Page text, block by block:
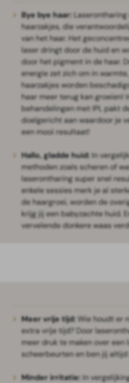
Bye bye haar:
haarzakjes, die
van het haar. Het
laser dringt door de huid en
door het pigment in de haar.
energie zet zich om in
haarzakjes worden
haar meer terug kan groeien!
behandelingen met IPL pakt
doelgericht aan waardoor je
een mooi resultaat!
Hallo, gladde huid: In
methoden zoals scheren of
laserontharing super snel
enkele sessies merk je al
de haargroei, worden de
krijg jij een babyzachte huid.
vervelende donkere waas
Meer vrije tijd: Wie houdt er
extra vrije tijd? Door
meer druk te maken over
scheerbeurten en ben jij altijd
Minder irritatie: In